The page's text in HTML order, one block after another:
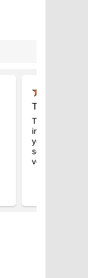
T.K.
The rugs
in our home.
you can see
so kind and
very